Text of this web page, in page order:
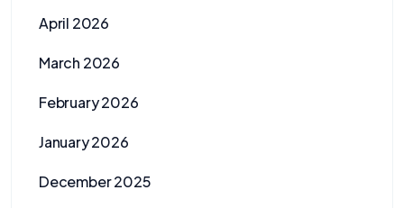
April 2026
March 2026
February 2026
January 2026
December 2025